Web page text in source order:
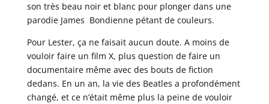
son très beau noir et blanc pour plonger dans une
parodie James Bondienne pétant de couleurs.
Pour Lester, ça ne faisait aucun doute. A moins de
vouloir faire un film X, plus question de faire un
documentaire même avec des bouts de fiction
dedans. En un an, la vie des Beatles a profondément
changé, et ce n’était même plus la peine de vouloir